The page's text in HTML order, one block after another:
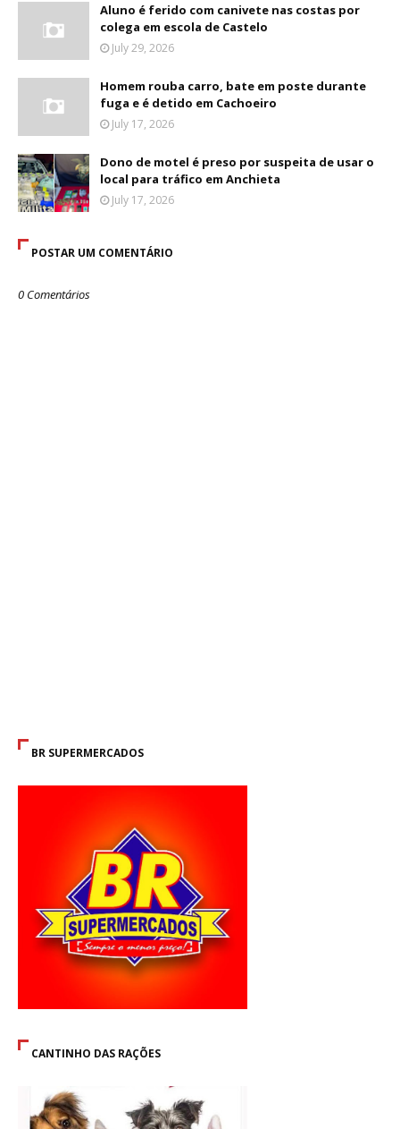
Aluno é ferido com canivete nas costas por
colega em escola de Castelo
July 29, 2026
Homem rouba carro, bate em poste durante
fuga e é detido em Cachoeiro
July 17, 2026
Dono de motel é preso por suspeita de usar o
local para tráfico em Anchieta
July 17, 2026
POSTAR UM COMENTÁRIO
0 Comentários
BR SUPERMERCADOS
CANTINHO DAS RAÇÕES